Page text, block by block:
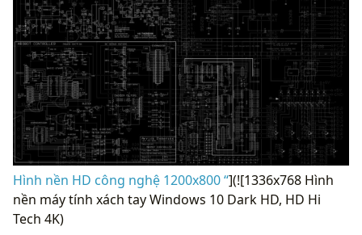
Hình nền HD công nghệ 1200x800 “](![1336x768 Hình
nền máy tính xách tay Windows 10 Dark HD, HD Hi
Tech 4K)